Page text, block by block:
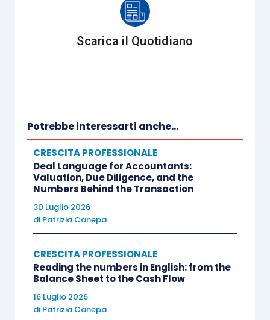
obiettivi e finalità;
comportamenti e metodi
comunicativi per facilitare la
Un facilitatore espertoriconosce le specifiche
necessità di ogni situazionee, secondo le
circostanze, utilizza metodologie che si
concentrano sui singoli o sul gruppo.
esperienziale è quello di
partecipanti ad analizzare i propri punti di forza
e di debolezza
potenziamento delle competenze stabilite.
Scarica il Quotidiano
Potrebbe interessarti anche...
CRESCITA PROFESSIONALE
Deal Language for Accountants:
Valuation, Due Diligence, and the
Numbers Behind the Transaction
30 Luglio 2026
di Patrizia Canepa
CRESCITA PROFESSIONALE
Reading the numbers in English: from the
Balance Sheet to the Cash Flow
16 Luglio 2026
di Patrizia Canepa